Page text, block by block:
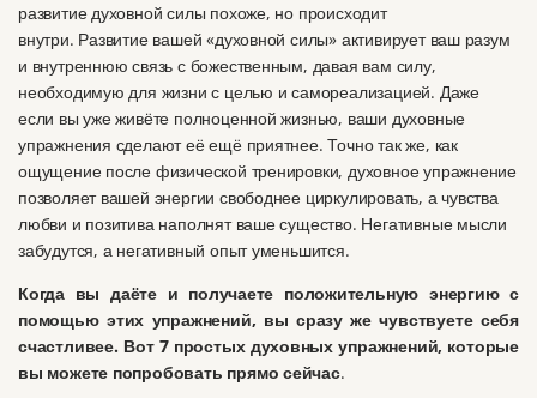
развитие духовной силы похоже, но происходит
внутри. Развитие вашей «духовной силы» активирует ваш разум
и внутреннюю связь с божественным, давая вам силу,
необходимую для жизни с целью и самореализацией. Даже
если вы уже живёте полноценной жизнью, ваши духовные
упражнения сделают её ещё приятнее. Точно так же, как
ощущение после физической тренировки, духовное упражнение
позволяет вашей энергии свободнее циркулировать, а чувства
любви и позитива наполнят ваше существо. Негативные мысли
забудутся, а негативный опыт уменьшится.
Когда вы даёте и получаете положительную энергию с
помощью этих упражнений, вы сразу же чувствуете себя
счастливее. Вот 7 простых духовных упражнений, которые
вы можете попробовать прямо сейчас.